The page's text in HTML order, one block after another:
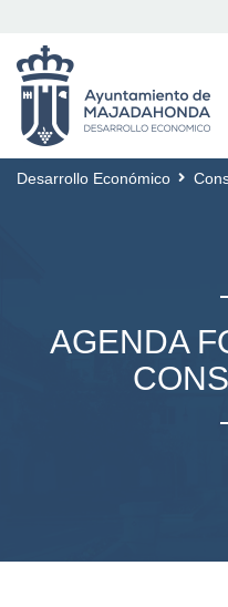
Desarrollo Económico
AGENDA